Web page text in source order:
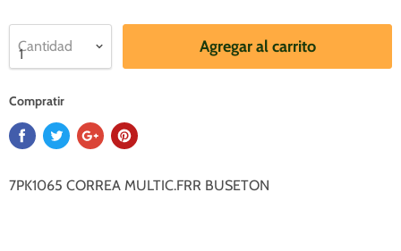
Cantidad Agregar al carrito
Compratir
7PK1065 CORREA MULTIC.FRR BUSETON